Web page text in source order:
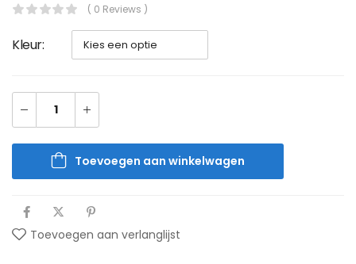
( 0 Reviews )
Kleur
Toevoegen aan winkelwagen
Toevoegen aan verlanglijst